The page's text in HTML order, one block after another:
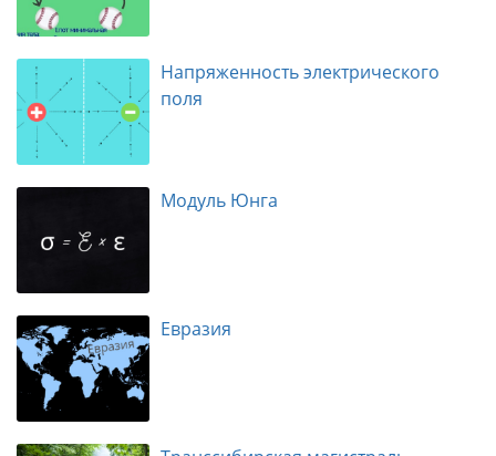
Напряженность электрического
поля
Модуль Юнга
Евразия